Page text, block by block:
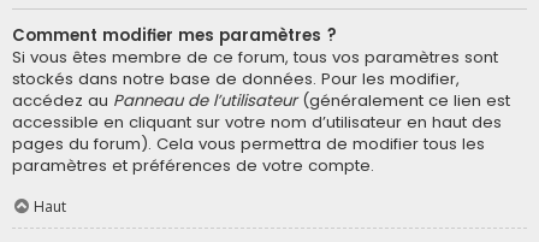
Comment modifier mes paramètres ?
Si vous êtes membre de ce forum, tous vos paramètres sont
stockés dans notre base de données. Pour les modifier,
accédez au Panneau de l’utilisateur(généralement ce lien est
accessible en cliquant sur votre nom d’utilisateur en haut des
pages du forum). Cela vous permettra de modifier tous les
paramètres et préférences de votre compte.
Haut